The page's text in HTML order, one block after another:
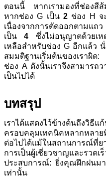
ตอนนี้ หากเรามองที่ช่องสีส้
หากช่อง G เป็น 2ช่อง H จ
เนื่องจากการตัดออกตามแถ
เป็น4 ซึ่งไม่อนุญาตด้วยเห
เหลือสำหรับช่อง G อีกแล้ว
สมมติฐานเริ่มต้นของเราผิด:
ช่อง A ดังนั้นเราจึงสามารถ
เป็นไปได้
บทสรุป
เราได้แสดงไว้ข้างต้นถึงวิ
ครอบคลุมเทคนิคหลากหลา
ต่อไปได้แม้ในสถานการณ์ที่
การเป็นผู้เชี่ยวชาญและรวด
ประสบการณ์: ยิ่งคุณฝึกฝนมา
เท่านั้น